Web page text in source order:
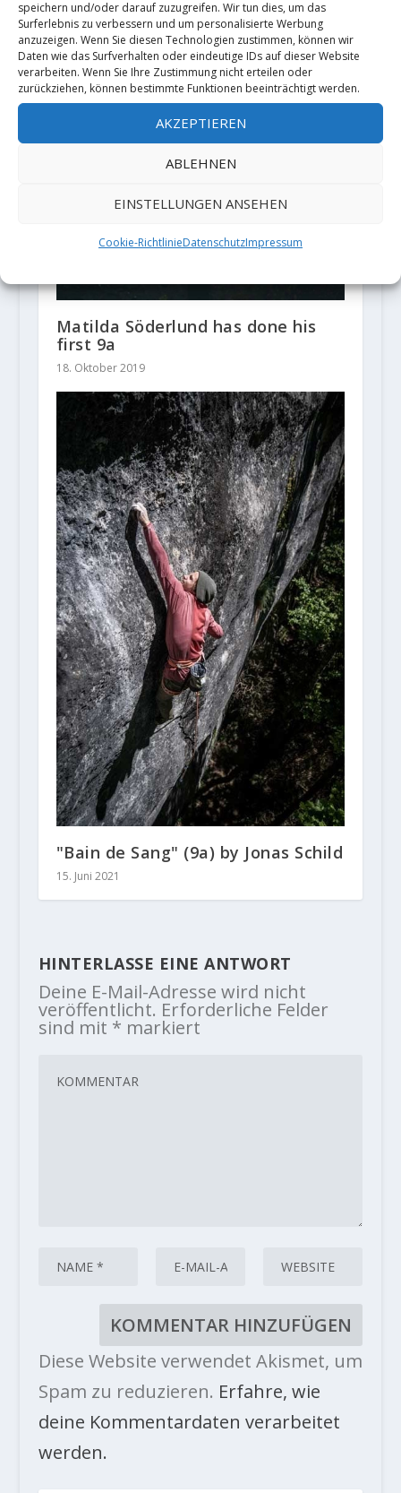
speichern und/oder darauf zuzugreifen. Wir tun dies, um das
Surferlebnis zu verbessern und um personalisierte Werbung
anzuzeigen. Wenn Sie diesen Technologien zustimmen, können wir
Daten wie das Surfverhalten oder eindeutige IDs auf dieser Website
verarbeiten. Wenn Sie Ihre Zustimmung nicht erteilen oder
zurückziehen, können bestimmte Funktionen beeinträchtigt werden.
AKZEPTIEREN
ABLEHNEN
EINSTELLUNGEN ANSEHEN
Cookie-RichtlinieDatenschutzImpressum
Matilda Söderlund has done his
first 9a
18. Oktober 2019
"Bain de Sang" (9a) by Jonas Schild
15. Juni 2021
HINTERLASSE EINE ANTWORT
Deine E-Mail-Adresse wird nicht
veröffentlicht. Erforderliche Felder
sind mit * markiert
Diese Website verwendet Akismet, um
Spam zu reduzieren. Erfahre, wie
deine Kommentardaten verarbeitet
werden.